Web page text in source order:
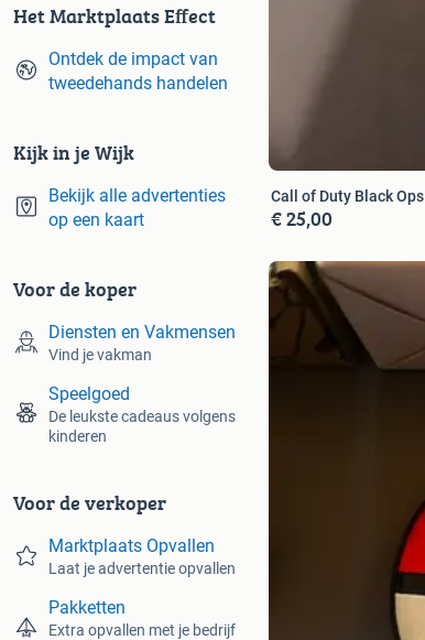
Het Marktplaats Effect
Ontdek de impact van
tweedehands handelen
Kijk in je Wijk
Bekijk alle advertenties
op een kaart
Voor de koper
Diensten en Vakmensen
Vind je vakman
Speelgoed
De leukste cadeaus volgens
kinderen
Voor de verkoper
Marktplaats Opvallen
Laat je advertentie opvallen
Pakketten
Extra opvallen met je bedrijf
Call of Duty Black
€ 25,00